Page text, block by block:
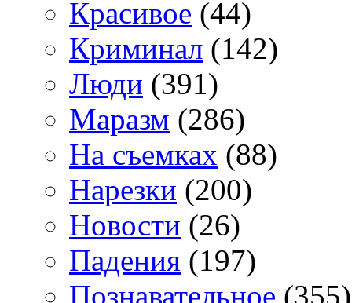
Красивое (44)
Криминал (142)
Люди (391)
Маразм (286)
На съемках (88)
Нарезки (200)
Новости (26)
Падения (197)
Познавательное (355)